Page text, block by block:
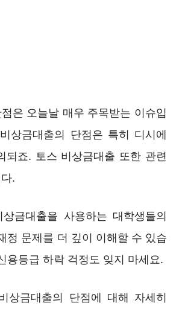
은 오늘날 매우 주목받는 이슈입
상금대출의 단점은 특히 디시에
되죠. 토스 비상금대출 또한 관련
.
금대출을 사용하는 대학생들의
정 문제를 더 깊이 이해할 수 있습
용등급 하락 걱정도 잊지 마세요.
상금대출의 단점에 대해 자세히